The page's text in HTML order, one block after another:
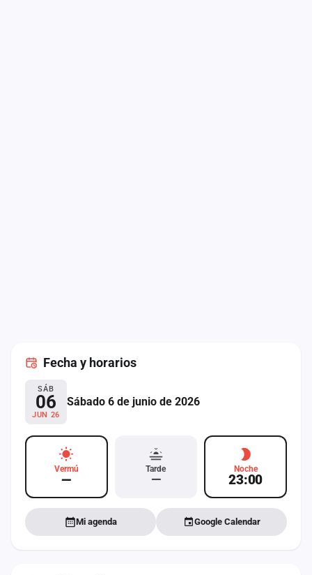
Fecha y horarios
SÁB
06
JUN 26
Sábado 6 de junio de 2026
Vermú
—
Tarde
—
Noche
23:00
Mi agenda Google Calendar
Administración
Contacto